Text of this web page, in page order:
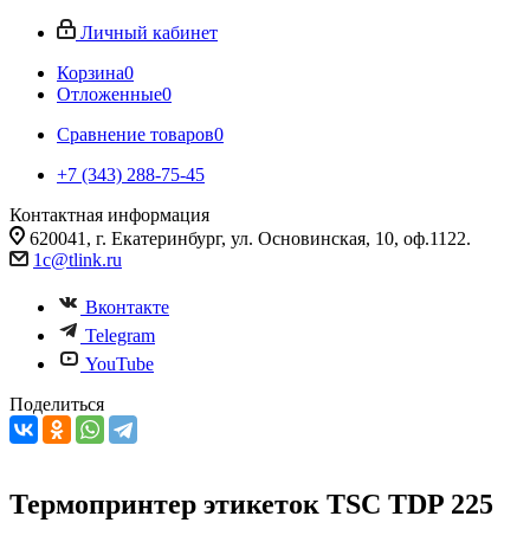
Личный кабинет
Корзина0
Отложенные0
Сравнение товаров0
+7 (343) 288-75-45
Контактная информация
620041, г. Екатеринбург, ул. Основинская, 10, оф.1122.
1c@tlink.ru
Вконтакте
Telegram
YouTube
Поделиться
Термопринтер этикеток TSC TDP 225